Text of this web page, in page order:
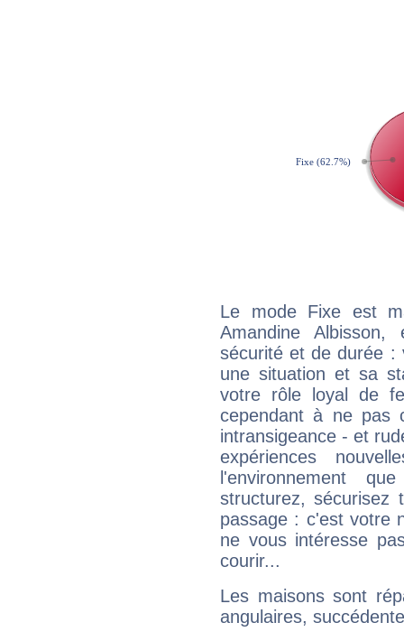
Le mode Fixe est
Amandine
sécurité et de durée :
une situation et sa
votre rôle loyal de
cependant à ne pas
intransigeance - et
expériences
l'environnement
structurez, sécurisez
passage : c'est votre
ne vous intéresse
courir...
Les maisons sont
angulaires,